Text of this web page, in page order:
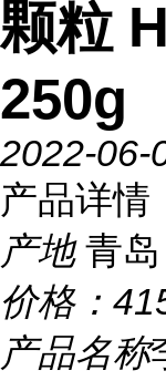
颗粒
250g
2022-06-
产品详情
产地 青岛
价格：
产品名称